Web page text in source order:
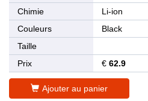
Chimie
Li-ion
Couleurs
Black
Taille
Prix
€ 62.9
Ajouter au panier